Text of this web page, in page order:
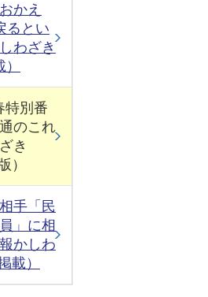
かえ
るとい
わざき
特別番
のこれ
き
）
手「民
」に相
かしわ
載）